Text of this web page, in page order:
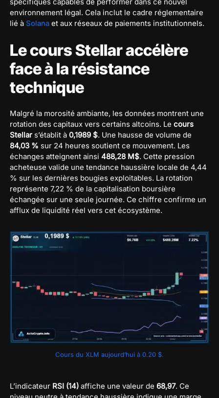
environnement légal. Cela inclut le cadre réglementaire
lié à Solana et aux réseaux de paiements institutionnels.
Le cours Stellar accélère
face à la résistance
technique
Malgré la morosité ambiante, les données montrent une
rotation des capitaux vers certains altcoins. Le cours
Stellar s’établit à 0,1989 $. Une hausse de volume de
84,03 % sur 24 heures soutient ce mouvement. Les
échanges atteignent ainsi 488,28 M$. Cette pression
acheteuse valide une tendance haussière locale de 4,44
% sur les dernières bougies exploitables. La rotation
représente 7,22 % de la capitalisation boursière
échangée sur une seule journée. Ce chiffre confirme un
afflux de liquidité réel vers cet écosystème.
Cours du XLM aujourd’hui à 0.20 $.
L’indicateur RSI (14) affiche une valeur de 68,97. Ce